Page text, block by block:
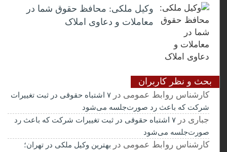
وکیل ملکی: محافظ حقوق شما در
معاملات و دعاوی املاک
بحث و نظر کاربران
کارشناس روابط عمومیدر
۷ اشتباه حقوقی در ثبت تغییرات
شرکت که باعث رد صورت‌جلسه می‌شود
جباری در
۷ اشتباه حقوقی در ثبت تغییرات شرکت که باعث رد
صورت‌جلسه می‌شود
کارشناس روابط عمومیدربهترین وکیل ملکی در تهران؛